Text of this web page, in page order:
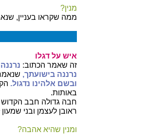
מנין?
ממה שקראו בעניין,
איש על דגלו
זה שאמר הכתוב:
נרננה בישועתך,
ובשם אלהינו נדגול.
באותות.
חבה גדולה חבב הקדוש
ראובן לעצמן ובני
ומנין שהיא אהבה?